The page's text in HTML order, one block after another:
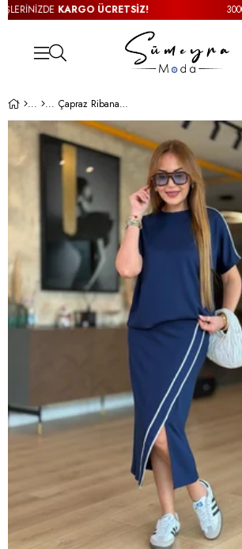
KARGO ÜCRETSİZ!
Çapraz Ribanalı Etekli Lacivert Modal Takım